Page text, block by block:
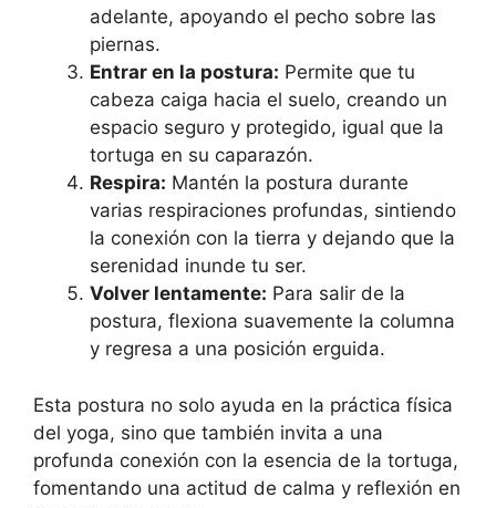
adelante, apoyando el pecho sobre las
piernas.
Entrar en la postura: Permite que tu
cabeza caiga hacia el suelo, creando un
espacio seguro y protegido, igual que la
tortuga en su caparazón.
Respira: Mantén la postura durante
varias respiraciones profundas, sintiendo
la conexión con la tierra y dejando que la
serenidad inunde tu ser.
Volver lentamente: Para salir de la
postura, flexiona suavemente la columna
y regresa a una posición erguida.
Esta postura no solo ayuda en la práctica física
del yoga, sino que también invita a una
profunda conexión con la esencia de la tortuga,
fomentando una actitud de calma y reflexión en